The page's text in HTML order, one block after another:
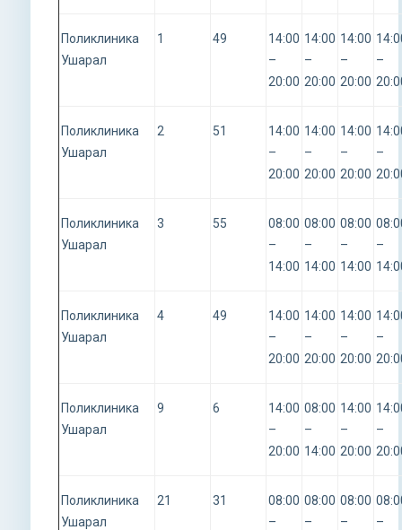
Поликлиника
Ушарал
1 49
14:00
–
20:00
14:00
–
20:00
14:00
–
20:00
–
Поликлиника
Ушарал
2 51
14:00
–
20:00
14:00
–
20:00
14:00
–
20:00
–
Поликлиника
Ушарал
3 55
08:00
–
14:00
08:00
–
14:00
08:00
–
14:00
–
Поликлиника
Ушарал
4 49
14:00
–
20:00
14:00
–
20:00
14:00
–
20:00
–
Поликлиника
Ушарал
9 6
14:00
–
20:00
08:00
–
14:00
14:00
–
20:00
–
Поликлиника
Ушарал
21 31
08:00
–
08:00
–
08:00
–
–